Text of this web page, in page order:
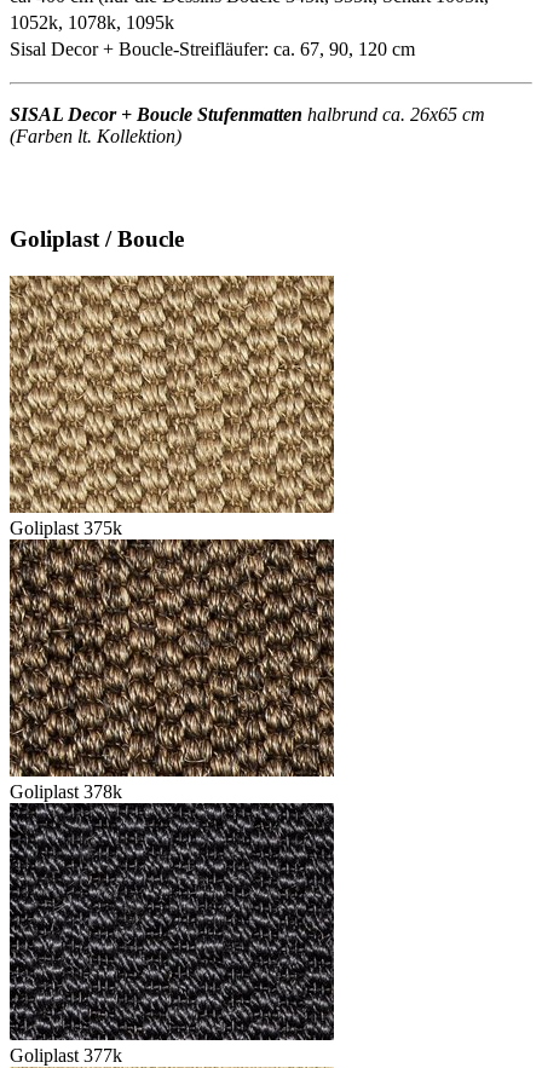
1052k, 1078k, 1095k
Sisal Decor + Boucle-Streifläufer: ca. 67, 90, 120 cm
SISAL Decor + Boucle Stufenmatten halbrund ca. 26x65 cm
(Farben lt. Kollektion)
Goliplast / Boucle
Goliplast 375k
Goliplast 378k
Goliplast 377k